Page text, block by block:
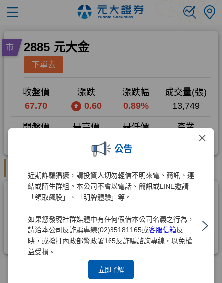
×
公告
近期詐騙猖獗，請投資人切勿輕信不明來電、簡訊、連
結或陌生群組。本公司不會以電話、簡訊或LINE邀請
「領取飆股」、「明牌體驗」等。
如果您發現社群媒體中有任何假借本公司名義之行為，
請洽本公司反詐騙專線(02)35181165或客服信箱反
映，或撥打內政部警政署165反詐騙諮詢專線，以免權
益受損。
立即了解